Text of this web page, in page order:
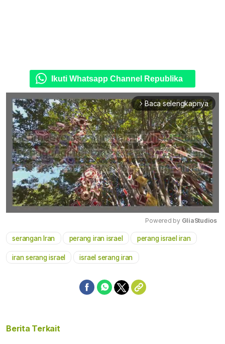
Ikuti Whatsapp Channel Republika
arrow_forward_ios Baca selengkapnya
Mute
Powered by GliaStudios
serangan Iran perang iran israel perang israel iran
iran serang israel israel serang iran
Berita Terkait